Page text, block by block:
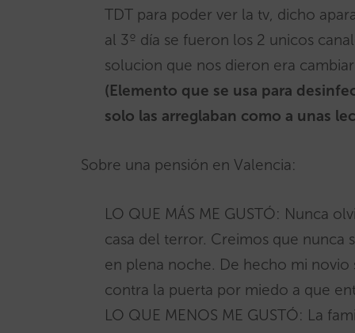
TDT para poder ver la tv, dicho
al 3º día se fueron los 2 unicos
solucion que nos dieron era
(Elemento que se usa para
solo las arreglaban como a unas
Sobre una pensión en Valencia:
LO QUE MÁS ME GUSTÓ: Nunca
casa del terror. Creimos que nunca
en plena noche. De hecho mi
contra la puerta por miedo a que
LO QUE MENOS ME GUSTÓ: La